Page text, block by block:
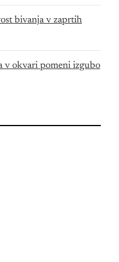
bivanja v zaprtih
v okvari pomeni izgubo